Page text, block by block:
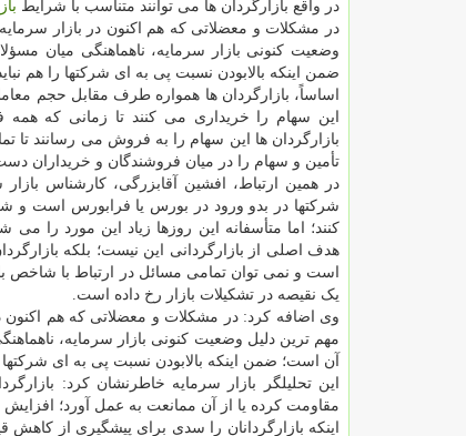
در واقع بازارگردان ها می توانند متناسب با شرایط
در مشکلات و معضلاتی که هم اکنون در بازار
وضعیت کنونی بازار سرمایه، ناهماهنگی میان
ضمن اینکه بالابودن نسبت پی به ای شرکتها را هم
اساساً، بازارگردان ها همواره طرف مقابل حجم
این سهام را خریداری می کنند تا زمانی که
بازارگردان ها این سهام را به فروش می رسانند تا
تأمین و سهام را در میان فروشندگان و خریداران
در همین ارتباط، افشین آقابزرگی، کارشناس
شرکتها در بدو ورود در بورس یا فرابورس است و
کنند؛ اما متأسفانه این روزها زیاد این مورد را
هدف اصلی از بازارگردانی این نیست؛ بلکه
است و نمی توان تمامی مسائل در ارتباط با شاخص
یک نقیصه در تشکیلات بازار رخ داده است.
وی اضافه کرد: در مشکلات و معضلاتی که هم اکنون
مهم ترین دلیل وضعیت کنونی بازار سرمایه،
آن است؛ ضمن اینکه بالابودن نسبت پی به ای
این تحلیلگر بازار سرمایه خاطرنشان کرد:
مقاومت کرده یا از آن ممانعت به عمل آورد؛
اینکه بازارگردانان را سدی برای پیشگیری از